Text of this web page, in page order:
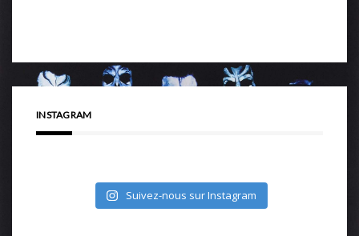
INSTAGRAM
Suivez-nous sur Instagram